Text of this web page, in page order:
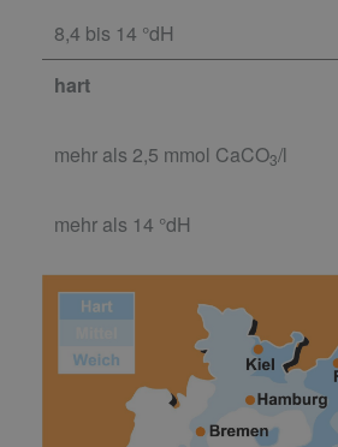
8,4 bis 14 °dH
hart
mehr als 2,5 mmol CaCO3/l
mehr als 14 °dH